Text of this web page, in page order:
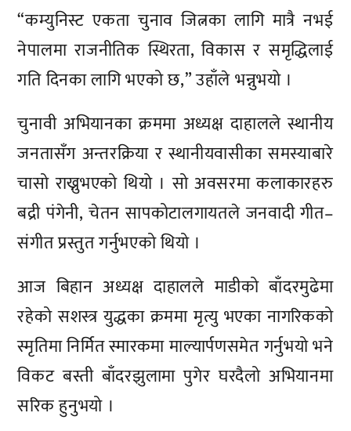
“कम्युनिस्ट एकता चुनाव जित्नका लागि मात्रै नभई
नेपालमा राजनीतिक स्थिरता, विकास र समृद्धिलाई
गति दिनका लागि भएको छ,” उहाँले भन्नुभयो ।
चुनावी अभियानका क्रममा अध्यक्ष दाहालले स्थानीय
जनतासँग अन्तरक्रिया र स्थानीयवासीका समस्याबारे
चासो राख्नुभएको थियो । सो अवसरमा कलाकारहरु
बद्री पंगेनी, चेतन सापकोटालगायतले जनवादी गीत–
संगीत प्रस्तुत गर्नुभएको थियो ।
आज बिहान अध्यक्ष दाहालले माडीको बाँदरमुढेमा
रहेको सशस्त्र युद्धका क्रममा मृत्यु भएका नागरिकको
स्मृतिमा निर्मित स्मारकमा माल्यार्पणसमेत गर्नुभयो भने
विकट बस्ती बाँदरझुलामा पुगेर घरदैलो अभियानमा
सरिक हुनुभयो ।